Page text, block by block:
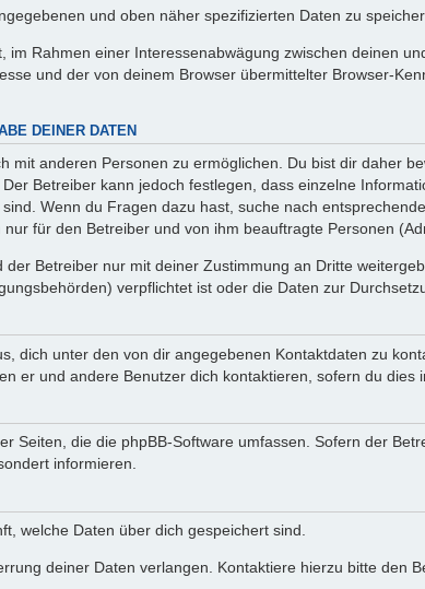
und oben näher spezifizierten Daten zu
im Rahmen einer Interessenabwägung zwischen deinen
und der von deinem Browser übermittelter Browser-
DEINER DATEN
mit anderen Personen zu ermöglichen. Du bist dir daher
Betreiber kann jedoch festlegen, dass einzelne
Wenn du Fragen dazu hast, suche nach
für den Betreiber und von ihm beauftragte Personen
Betreiber nur mit deiner Zustimmung an Dritte
verpflichtet ist oder die Daten zur
dich unter den von dir angegebenen Kontaktdaten zu
er und andere Benutzer dich kontaktieren, sofern du dies
Seiten, die die phpBB-Software umfassen. Sofern der
informieren.
welche Daten über dich gespeichert sind.
deiner Daten verlangen. Kontaktiere hierzu bitte den